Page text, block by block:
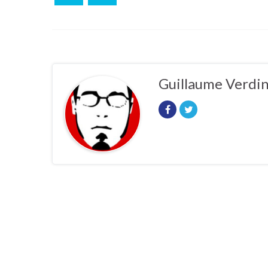
Guillaume